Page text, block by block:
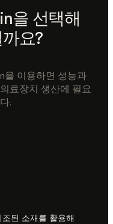
을 선택해
요?
을 이용하면 성능과
료장치 생산에 필요
.
된 소재를 활용해